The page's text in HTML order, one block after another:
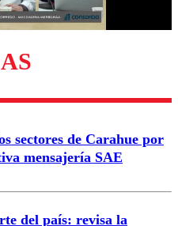
Enviar comentario
sectores de Carahue por
mensajería SAE
del país: revisa la